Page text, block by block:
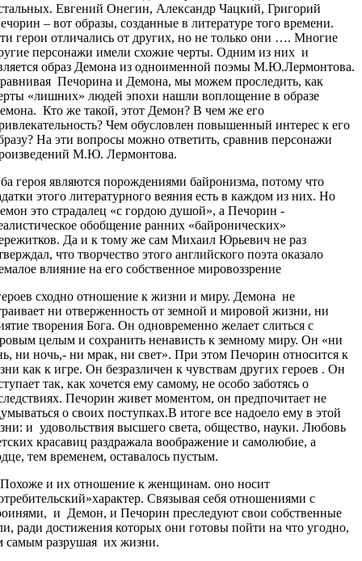
Евгений Онегин, Александр Чацкий, Григорий
– вот образы, созданные в литературе того времени.
герои отличались от других, но не только они …. Многие
персонажи имели схожие черты. Одним из них и
образ Демона из одноименной поэмы М.Ю.Лермонтова.
Печорина и Демона, мы можем проследить, как
«лишних» людей эпохи нашли воплощение в образе
Кто же такой, этот Демон? В чем же его
Чем обусловлен повышенный интерес к его
На эти вопросы можно ответить, сравнив персонажи
М.Ю. Лермонтова.
героя являются порождениями байронизма, потому что
этого литературного веяния есть в каждом из них. Но
это страдалец «с гордою душой», а Печорин -
обобщение ранних «байронических»
Да и к тому же сам Михаил Юрьевич не раз
что творчество этого английского поэта оказало
влияние на его собственное мировоззрение
сходно отношение к жизни и миру. Демона не
ни отверженность от земной и мировой жизни, ни
творения Бога. Он одновременно желает слиться с
целым и сохранить ненависть к земному миру. Он «ни
ни ночь,- ни мрак, ни свет». При этом Печорин относится к
как к игре. Он безразличен к чувствам других героев . Он
так, как хочется ему самому, не особо заботясь о
Печорин живет моментом, он предпочитает не
о своих поступках.В итоге все надоело ему в этой
и удовольствия высшего света, общество, науки. Любовь
красавиц раздражала воображение и самолюбие, а
тем временем, оставалось пустым.
и их отношение к женщинам. оно носит
Связывая себя отношениями с
и Демон, и Печорин преследуют свои собственные
ради достижения которых они готовы пойти на что угодно,
самым разрушая их жизни.